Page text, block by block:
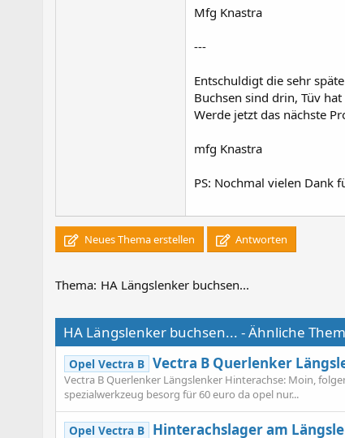
Mfg Knastra
---
Entschuldigt die sehr
Buchsen sind drin, Tüv
Werde jetzt das nächste
mfg Knastra
PS: Nochmal vielen Dank
Neues Thema erstellen Antworten
Thema: HA Längslenker buchsen...
HA Längslenker buchsen... - Ähnliche
Opel Vectra B Vectra B Querlenker
Vectra B Querlenker Längslenker Hinterachse: Moin,
spezialwerkzeug besorg für 60 euro da opel nur...
Opel Vectra B Hinterachslager am